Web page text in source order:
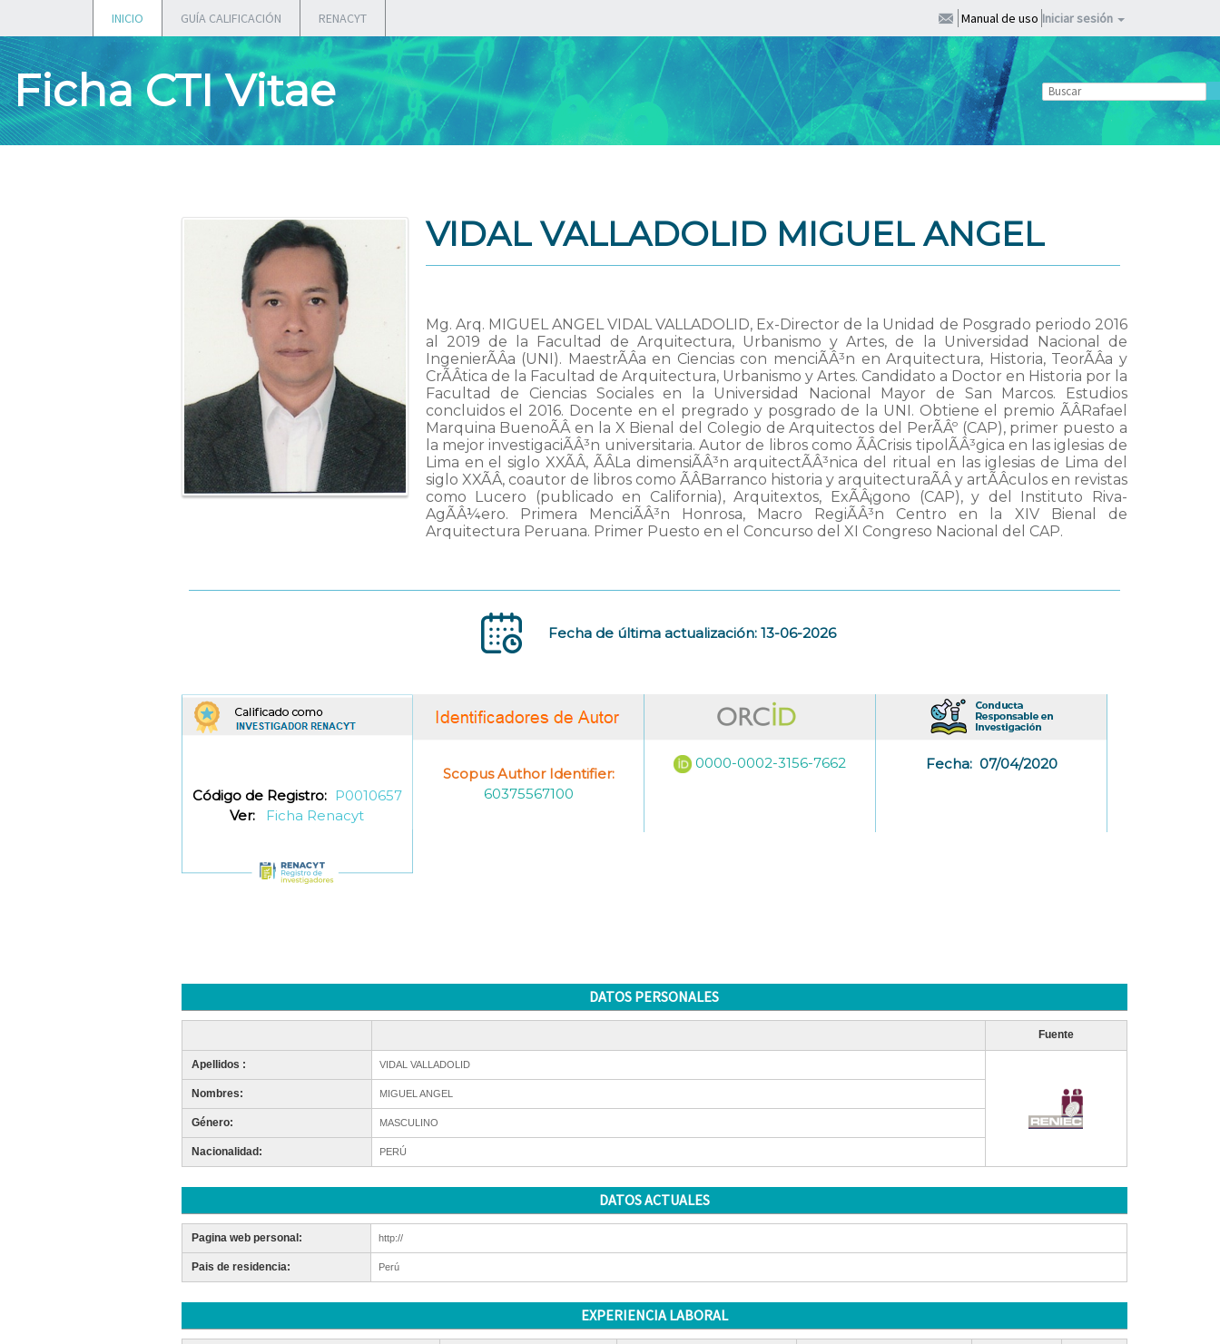
INICIO GUÍA CALIFICACIÓN RENACYT Manual de uso Iniciar sesión
Ficha CTI Vitae
VIDAL VALLADOLID MIGUEL ANGEL
Mg. Arq. MIGUEL ANGEL VIDAL VALLADOLID, Ex-Director de la Unidad de Posgrado periodo 2016
al 2019 de la Facultad de Arquitectura, Urbanismo y Artes, de la Universidad Nacional de
IngenierÃÂ­a (UNI). MaestrÃÂ­a en Ciencias con menciÃÂ³n en Arquitectura, Historia, TeorÃÂ­a y
CrÃÂ­tica de la Facultad de Arquitectura, Urbanismo y Artes. Candidato a Doctor en Historia por la
Facultad de Ciencias Sociales en la Universidad Nacional Mayor de San Marcos. Estudios
concluidos el 2016. Docente en el pregrado y posgrado de la UNI. Obtiene el premio ÃÂRafael
Marquina BuenoÃÂ en la X Bienal del Colegio de Arquitectos del PerÃÂº (CAP), primer puesto a
la mejor investigaciÃÂ³n universitaria. Autor de libros como ÃÂCrisis tipolÃÂ³gica en las iglesias de
Lima en el siglo XXÃÂ, ÃÂLa dimensiÃÂ³n arquitectÃÂ³nica del ritual en las iglesias de Lima del
siglo XXÃÂ, coautor de libros como ÃÂBarranco historia y arquitecturaÃÂ y artÃÂ­culos en revistas
como Lucero (publicado en California), Arquitextos, ExÃÂ¡gono (CAP), y del Instituto Riva-
AgÃÂ¼ero. Primera MenciÃÂ³n Honrosa, Macro RegiÃÂ³n Centro en la XIV Bienal de
Arquitectura Peruana. Primer Puesto en el Concurso del XI Congreso Nacional del CAP.
Fecha de última actualización: 13-06-2026
Código de Registro: P0010657
Ver:
Ficha Renacyt
Scopus Author Identifier:
60375567100
0000-0002-3156-7662 Fecha: 07/04/2020
DATOS PERSONALES
Fuente
Apellidos : VIDAL VALLADOLID
Nombres: MIGUEL ANGEL
Género: MASCULINO
Nacionalidad: PERÚ
DATOS ACTUALES
Pagina web personal: http://
Pais de residencia: Perú
EXPERIENCIA LABORAL